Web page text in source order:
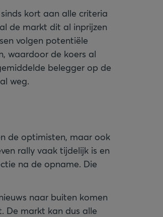
kort aan alle criteria
de markt dit al inprijzen
volgen potentiële
waardoor de koers al
belegger op de
weg.
de optimisten, maar ook
rally vaak tijdelijk is en
na de opname. Die
naar buiten komen
De markt kan dus alle